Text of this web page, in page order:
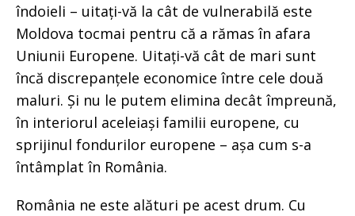
îndoieli – uitați-vă la cât de vulnerabilă este
Moldova tocmai pentru că a rămas în afara
Uniunii Europene. Uitați-vă cât de mari sunt
încă discrepanțele economice între cele două
maluri. Și nu le putem elimina decât împreună,
în interiorul aceleiași familii europene, cu
sprijinul fondurilor europene – așa cum s-a
întâmplat în România.
România ne este alături pe acest drum. Cu